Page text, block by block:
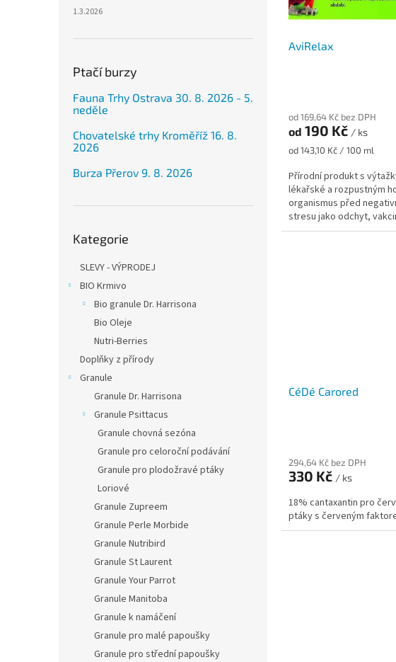
1.3.2026
Ptačí burzy
Fauna Trhy Ostrava 30. 8. 2026 - 5.
neděle
Chovatelské trhy Kroměříž 16. 8.
2026
Burza Přerov 9. 8. 2026
kategorie
Kategorie
SLEVY - VÝPRODEJ
BIO Krmivo
Bio granule Dr. Harrisona
Bio Oleje
Nutri-Berries
Doplňky z přírody
Granule
Granule Dr. Harrisona
Granule Psittacus
Granule chovná sezóna
Granule pro celoroční podávání
Granule pro plodožravé ptáky
Loriové
Granule Zupreem
Granule Perle Morbide
Granule Nutribird
Granule St Laurent
Granule Your Parrot
Granule Manitoba
Granule k namáčení
Granule pro malé papoušky
Granule pro střední papoušky
AviRelax
od 169,64 Kč bez DPH
od 190 Kč / ks
Měrná
od 143,10 Kč / 100 ml
Přírodní produkt s
lékařské a rozpustným
organismus před
stresu jako odchyt,
prostředí. Pozitivně
CéDé Carored
294,64 Kč bez DPH
330 Kč / ks
18% cantaxantin pro
ptáky s červeným